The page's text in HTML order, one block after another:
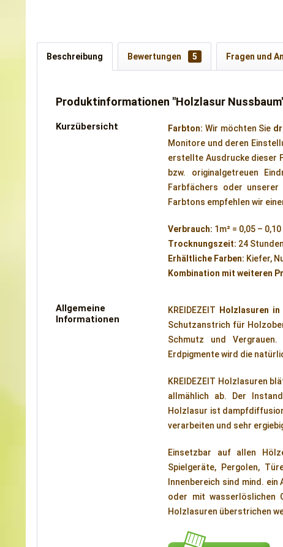
Beschreibung Bewertungen 5 Fragen und
Produktinformationen "Holzlasur
Kurzübersicht Farbton:Wir möchten Sie
Monitore und deren
erstellte Ausdrucke dieser
bzw. originalgetreuen
Farbfächers oder unserer
Farbtons empfehlen wir
Verbrauch: 1m² = 0,05 –
Trocknungszeit: 24
Erhältliche Farben: Kiefer,
Kombination mit weiteren
Allgemeine
Informationen
KREIDEZEIT Holzlasuren
Schutzanstrich für
Schmutz und
Erdpigmente wird die
KREIDEZEIT Holzlasuren
allmählich ab. Der
Holzlasur ist
verarbeiten und sehr
Einsetzbar auf allen
Spielgeräte, Pergolen,
Innenbereich sind mind.
oder mit wasserlöslichen
Holzlasuren überstrichen